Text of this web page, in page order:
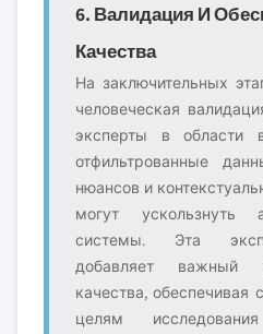
6. Валидация И
Качества
На заключительных
человеческая
эксперты в области
отфильтрованные
нюансов и
могут ускользнуть
системы. Эта
добавляет важный
качества, обеспечивая
целям